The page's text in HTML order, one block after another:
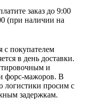
заказ до 9:00
(при наличии на
с покупателем
в день доставки.
и
форс-мажоров. В
логистики просим с
задержкам.